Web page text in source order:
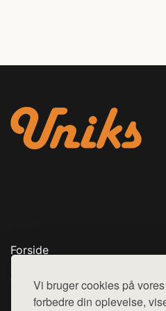
Vi bruger cookies på
forbedre din oplevelse,
Forside
Top Rabatter
Kontakt